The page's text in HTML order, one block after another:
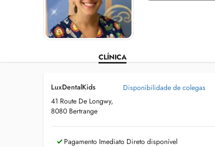
CLÍNICA
LuxDentalKids
41 Route De Longwy,
8080 Bertrange
Disponibilidade de colegas
Pagamento Imediato Direto disponível